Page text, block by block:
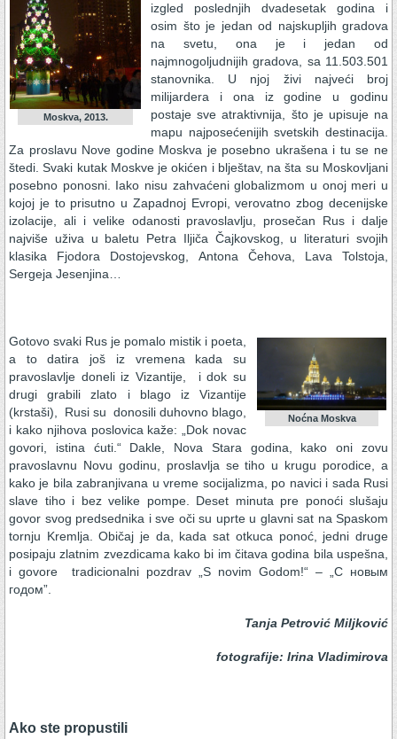
Moskva, 2013.
izgled poslednjih dvadesetak godina i
osim što je jedan od najskupljih gradova
na svetu, ona je i jedan od
najmnogoljudnijih gradova, sa 11.503.501
stanovnika. U njoj živi najveći broj
milijardera i ona iz godine u godinu
postaje sve atraktivnija, što je upisuje na
mapu najposećenijih svetskih destinacija.
Za proslavu Nove godine Moskva je posebno ukrašena i tu se ne
štedi. Svaki kutak Moskve je okićen i blještav, na šta su Moskovljani
posebno ponosni. Iako nisu zahvaćeni globalizmom u onoj meri u
kojoj je to prisutno u Zapadnoj Evropi, verovatno zbog decenijske
izolacije, ali i velike odanosti pravoslavlju, prosečan Rus i dalje
najviše uživa u baletu Petra Iljiča Čajkovskog, u literaturi svojih
klasika Fjodora Dostojevskog, Antona Čehova, Lava Tolstoja,
Sergeja Jesenjina…
Noćna Moskva
Gotovo svaki Rus je pomalo mistik i poeta,
a to datira još iz vremena kada su
pravoslavlje doneli iz Vizantije, i dok su
drugi grabili zlato i blago iz Vizantije
(krstaši), Rusi su donosili duhovno blago,
i kako njihova poslovica kaže: „Dok novac
govori, istina ćuti.“ Dakle, Nova Stara godina, kako oni zovu
pravoslavnu Novu godinu, proslavlja se tiho u krugu porodice, a
kako je bila zabranjivana u vreme socijalizma, po navici i sada Rusi
slave tiho i bez velike pompe. Deset minuta pre ponoći slušaju
govor svog predsednika i sve oči su uprte u glavni sat na Spaskom
tornju Kremlja. Običaj je da, kada sat otkuca ponoć, jedni druge
posipaju zlatnim zvezdicama kako bi im čitava godina bila uspešna,
i govore tradicionalni pozdrav „S novim Godom!“ – „С новым
годом”.
Tanja Petrović Miljković
fotografije: Irina Vladimirova
Ako ste propustili